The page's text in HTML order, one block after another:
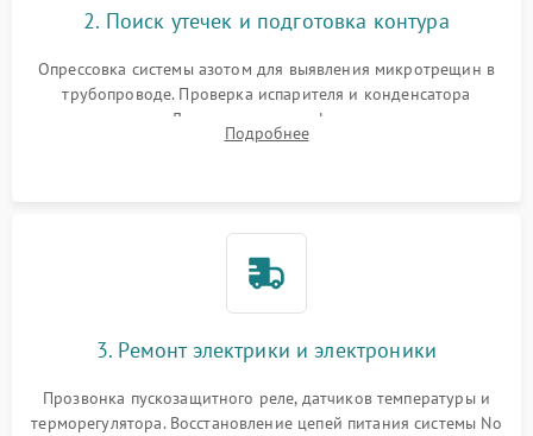
2. Поиск утечек и подготовка контура
Опрессовка системы азотом для выявления микротрещин в
трубопроводе. Проверка испарителя и конденсатора
течеискателем. Демонтаж старого фильтра-осушителя и
продувка капиллярной трубки для устранения засоров.
Подробнее
3. Ремонт электрики и электроники
Прозвонка пускозащитного реле, датчиков температуры и
терморегулятора. Восстановление цепей питания системы No